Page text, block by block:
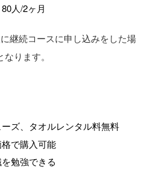
人/2ヶ月
継続コースに申し込みをした場
ります。
ズ、タオルレンタル料無料
で購入可能
勉強できる